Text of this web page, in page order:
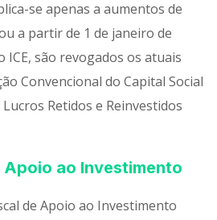
se apenas a aumentos de
a partir de 1 de janeiro de
ICE, são revogados os atuais
Convencional do Capital Social
Lucros Retidos e Reinvestidos
Apoio ao Investimento
de Apoio ao Investimento